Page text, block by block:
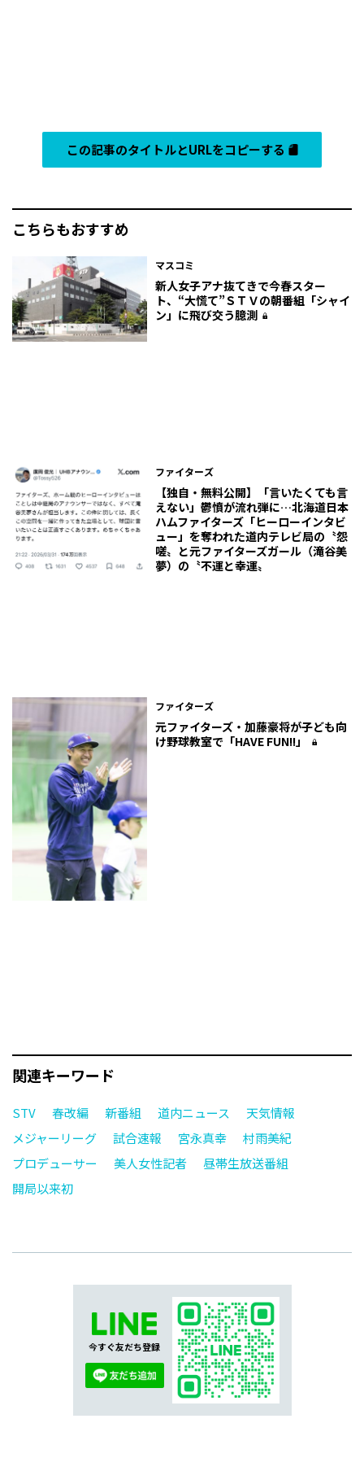
この記事のタイトルとURLをコピーする
こちらもおすすめ
マスコミ
新人女子アナ抜てきで今春スター
ト、“大慌て”ＳＴＶの朝番組「シャイ
ン」に飛び交う臆測
ファイターズ
【独自・無料公開】「言いたくても言
えない」鬱憤が流れ弾に…北海道日本
ハムファイターズ「ヒーローインタビ
ュー」を奪われた道内テレビ局の〝怨
嗟〟と元ファイターズガール（滝谷美
夢）の〝不運と幸運〟
ファイターズ
元ファイターズ・加藤豪将が子ども向
け野球教室で「HAVE FUN!!」
関連キーワード
STV 春改編 新番組 道内ニュース
天気情報
メジャーリーグ
試合速報 宮永真幸
村雨美紀
プロデューサー
美人女性記者
昼帯生放送番組
開局以来初
今すぐ友だち登録